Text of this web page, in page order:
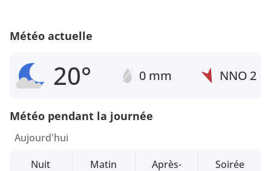
Météo actuelle
20° 0 mm NNO 2
Météo pendant la journée
Aujourd'hui
Nuit
Matin
Après-
Soirée